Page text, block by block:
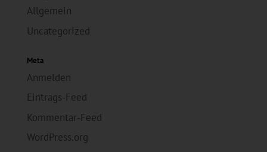
Allgemein
Uncategorized
Meta
Anmelden
Eintrags-Feed
Kommentar-Feed
WordPress.org